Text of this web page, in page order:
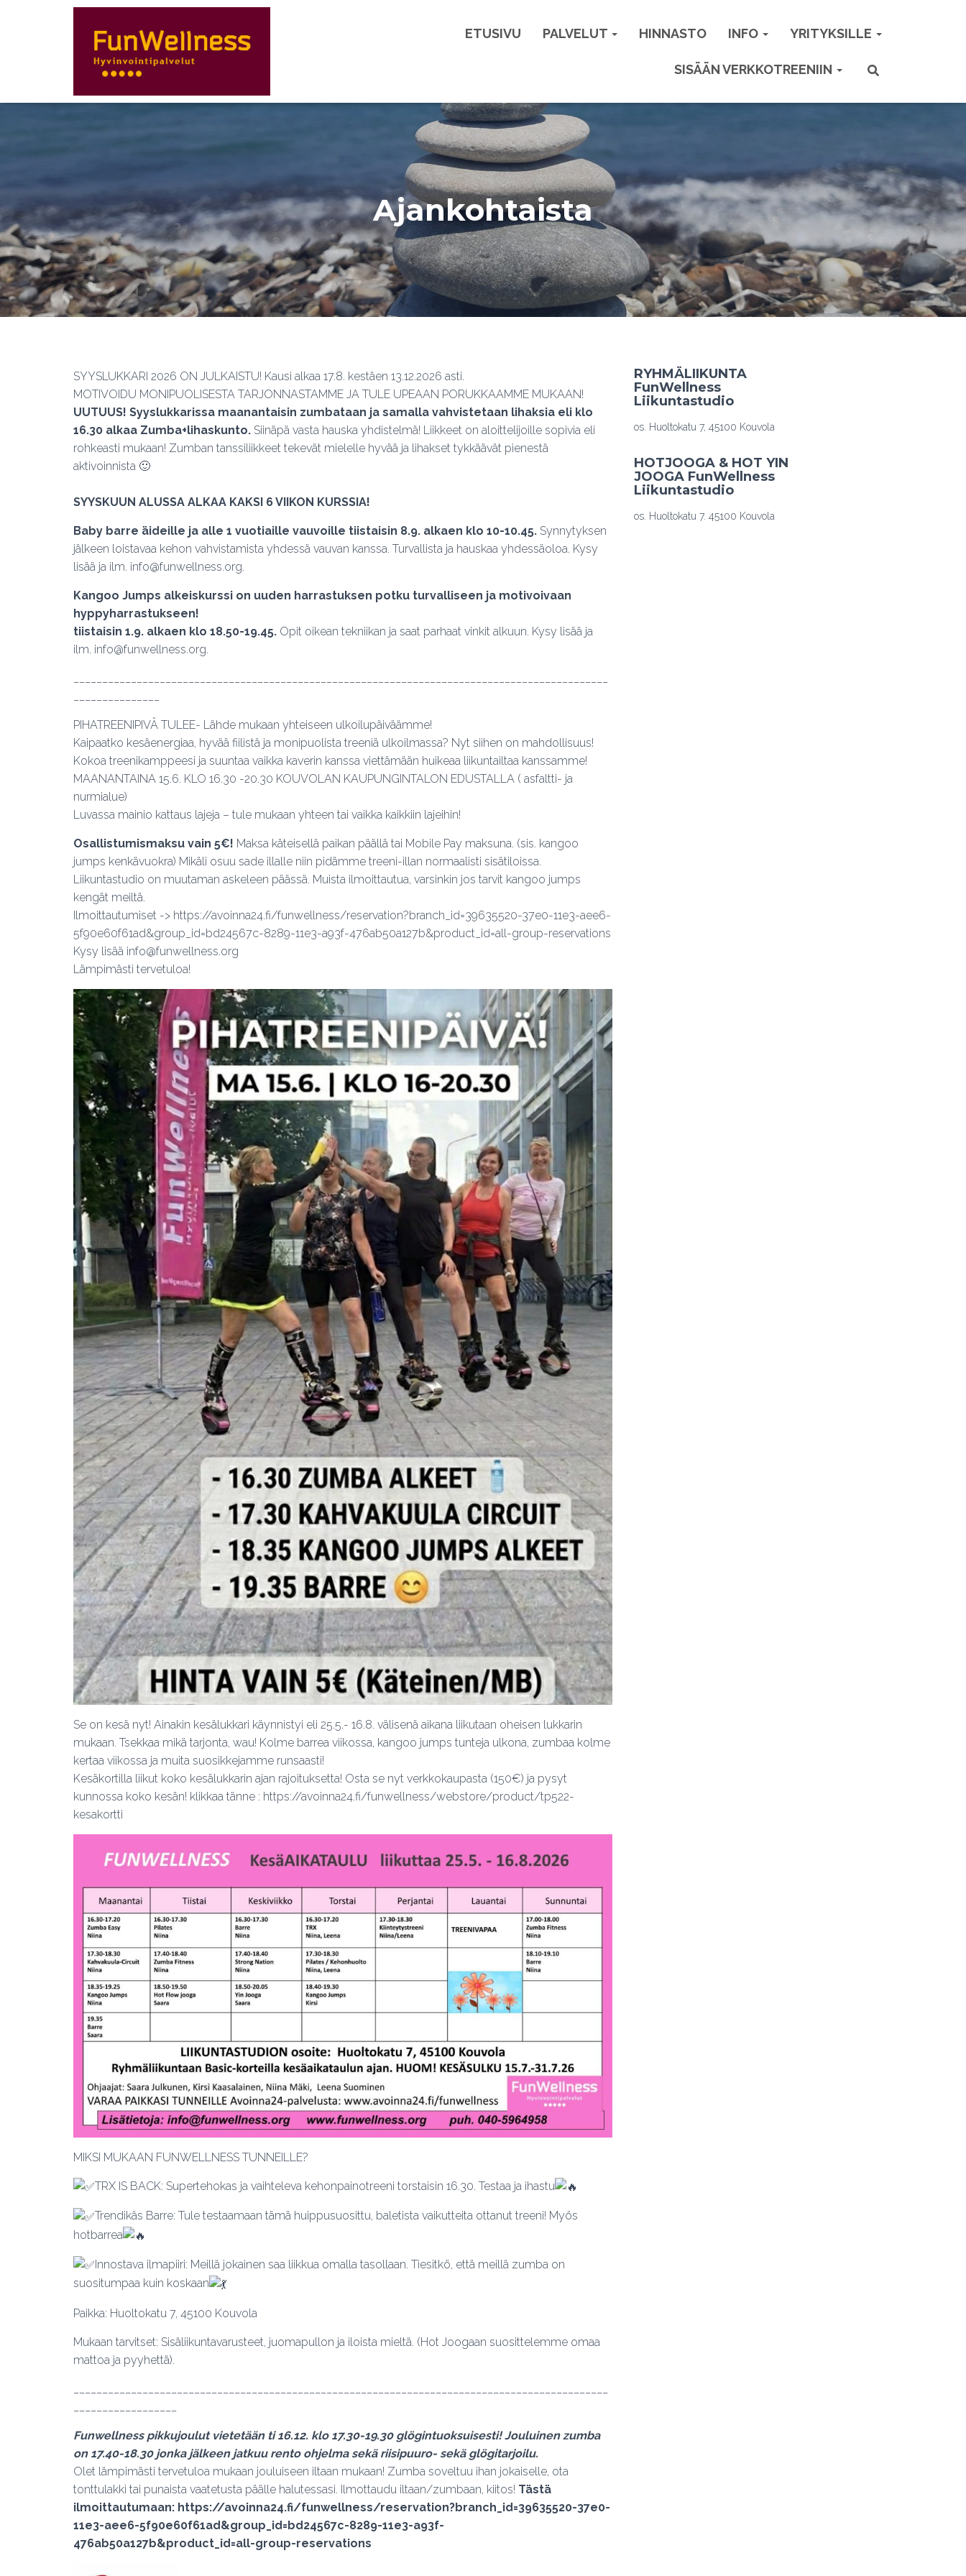
ETUSIVU PALVELUT HINNASTO INFO YRITYKSILLE
SISÄÄN VERKKOTREENIIN
Ajankohtaista
SYYSLUKKARI 2026 ON JULKAISTU! Kausi alkaa 17.8. kestäen 13.12.2026 asti.
MOTIVOIDU MONIPUOLISESTA TARJONNASTAMME JA TULE UPEAAN PORUKKAAMME MUKAAN!
UUTUUS! Syyslukkarissa maanantaisin zumbataan ja samalla vahvistetaan lihaksia eli klo
16.30 alkaa Zumba+lihaskunto. Siinäpä vasta hauska yhdistelmä! Liikkeet on aloittelijoille sopivia eli
rohkeasti mukaan! Zumban tanssiliikkeet tekevät mielelle hyvää ja lihakset tykkäävät pienestä
aktivoinnista 🙂
SYYSKUUN ALUSSA ALKAA KAKSI 6 VIIKON KURSSIA!
Baby barre äideille ja alle 1 vuotiaille vauvoille tiistaisin 8.9. alkaen klo 10-10.45. Synnytyksen
jälkeen loistavaa kehon vahvistamista yhdessä vauvan kanssa. Turvallista ja hauskaa yhdessäoloa. Kysy
lisää ja ilm. info@funwellness.org.
Kangoo Jumps alkeiskurssi on uuden harrastuksen potku turvalliseen ja motivoivaan
hyppyharrastukseen!
tiistaisin 1.9. alkaen klo 18.50-19.45. Opit oikean tekniikan ja saat parhaat vinkit alkuun. Kysy lisää ja
ilm. info@funwellness.org.
PIHATREENIPIVÄ TULEE- Lähde mukaan yhteiseen ulkoilupäiväämme!
Kaipaatko kesäenergiaa, hyvää fiilistä ja monipuolista treeniä ulkoilmassa? Nyt siihen on mahdollisuus!
Kokoa treenikamppeesi ja suuntaa vaikka kaverin kanssa viettämään huikeaa liikuntailtaa kanssamme!
MAANANTAINA 15.6. KLO 16.30 -20.30 KOUVOLAN KAUPUNGINTALON EDUSTALLA ( asfaltti- ja
nurmialue)
Luvassa mainio kattaus lajeja – tule mukaan yhteen tai vaikka kaikkiin lajeihin!
Osallistumismaksu vain 5€! Maksa käteisellä paikan päällä tai Mobile Pay maksuna. (sis. kangoo
jumps kenkävuokra) Mikäli osuu sade illalle niin pidämme treeni-illan normaalisti sisätiloissa.
Liikuntastudio on muutaman askeleen päässä. Muista ilmoittautua, varsinkin jos tarvit kangoo jumps
kengät meiltä.
Ilmoittautumiset -> https://avoinna24.fi/funwellness/reservation?branch_id=39635520-37e0-11e3-aee6-
5f90e60f61ad&group_id=bd24567c-8289-11e3-a93f-476ab50a127b&product_id=all-group-reservations
Kysy lisää info@funwellness.org
Lämpimästi tervetuloa!
Se on kesä nyt! Ainakin kesälukkari käynnistyi eli 25.5.- 16.8. välisenä aikana liikutaan oheisen lukkarin
mukaan. Tsekkaa mikä tarjonta, wau! Kolme barrea viikossa, kangoo jumps tunteja ulkona, zumbaa kolme
kertaa viikossa ja muita suosikkejamme runsaasti!
Kesäkortilla liikut koko kesälukkarin ajan rajoituksetta! Osta se nyt verkkokaupasta (150€) ja pysyt
kunnossa koko kesän! klikkaa tänne : https://avoinna24.fi/funwellness/webstore/product/tp522-
kesakortti
MIKSI MUKAAN FUNWELLNESS TUNNEILLE?
TRX IS BACK: Supertehokas ja vaihteleva kehonpainotreeni torstaisin 16.30. Testaa ja ihastu
Trendikäs Barre: Tule testaamaan tämä huippusuosittu, baletista vaikutteita ottanut treeni! Myös
hotbarrea
Innostava ilmapiiri: Meillä jokainen saa liikkua omalla tasollaan. Tiesitkö, että meillä zumba on
suositumpaa kuin koskaan
Paikka: Huoltokatu 7, 45100 Kouvola
Mukaan tarvitset: Sisäliikuntavarusteet, juomapullon ja iloista mieltä. (Hot Joogaan suosittelemme omaa
mattoa ja pyyhettä).
Funwellness pikkujoulut vietetään ti 16.12. klo 17.30-19.30 glögintuoksuisesti! Jouluinen zumba
on 17.40-18.30 jonka jälkeen jatkuu rento ohjelma sekä riisipuuro- sekä glögitarjoilu.
Olet lämpimästi tervetuloa mukaan jouluiseen iltaan mukaan! Zumba soveltuu ihan jokaiselle, ota
tonttulakki tai punaista vaatetusta päälle halutessasi. Ilmottaudu iltaan/zumbaan, kiitos! Tästä
ilmoittautumaan: https://avoinna24.fi/funwellness/reservation?branch_id=39635520-37e0-
11e3-aee6-5f90e60f61ad&group_id=bd24567c-8289-11e3-a93f-
476ab50a127b&product_id=all-group-reservations
RYHMÄLIIKUNTA
FunWellness
Liikuntastudio
os. Huoltokatu 7, 45100 Kouvola
HOTJOOGA & HOT YIN
JOOGA FunWellness
Liikuntastudio
os. Huoltokatu 7. 45100 Kouvola